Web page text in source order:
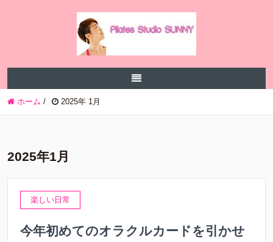
ホーム / 2025年 1月
2025年1月
楽しい日常
今年初めてのオラクルカードを引かせ